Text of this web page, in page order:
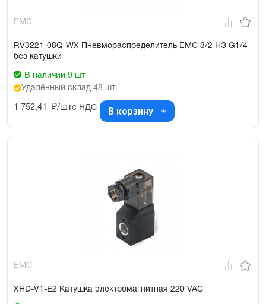
EMC
RV3221-08Q-WX Пневмораспределитель EMC 3/2 НЗ G1/4
без катушки
В наличии 9 шт
Удалённый склад 48 шт
1 752,41 ₽/штс НДС В корзину
EMC
XHD-V1-E2 Катушка электромагнитная 220 VAC